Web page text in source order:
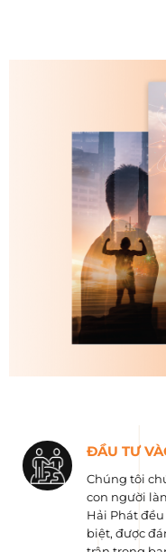
ĐẦU TƯ
Chúng tôi
con người
Hải Phát
biệt, được